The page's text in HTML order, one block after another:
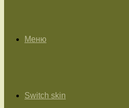
Меню
Switch skin